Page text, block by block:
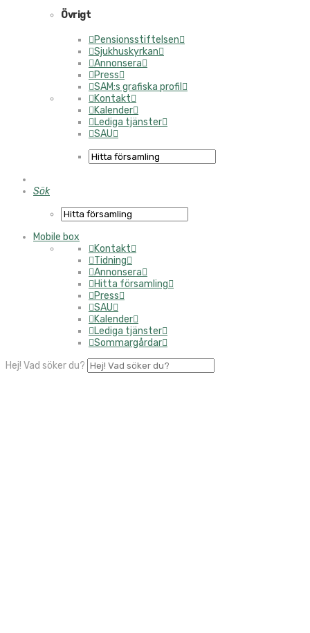
Övrigt
Pensionsstiftelsen
Sjukhuskyrkan
Annonsera
Press
SAM:s grafiska profil
Kontakt
Kalender
Lediga tjänster
SAU
Sök
Mobile box
Kontakt
Tidning
Annonsera
Hitta församling
Press
SAU
Kalender
Lediga tjänster
Sommargårdar
Hej! Vad söker du?